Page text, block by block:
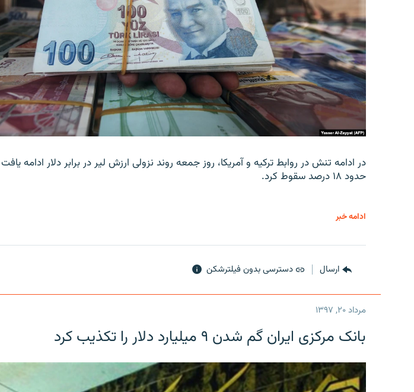
در ادامه تنش در روابط ترکیه و آمریکا، روز جمعه روند نزولی ارزش لیر در برابر دلار ادامه
حدود ۱۸ درصد سقوط کرد.
ادامه خبر
ارسال دسترسی بدون فیلترشکن
مرداد ۲۰, ۱۳۹۷
بانک مرکزی ایران گم شدن ۹ میلیارد دلار را تکذیب کرد